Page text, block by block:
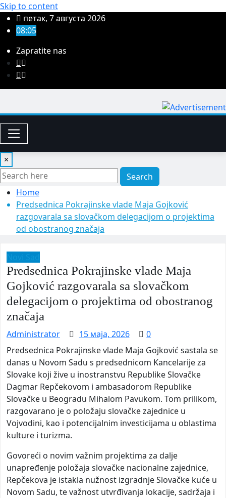
Skip to content
петак, 7 августа 2026
08:05
Zapratite nas
×
Search
Home
Predsednica Pokrajinske vlade Maja Gojković
razgovarala sa slovačkom delegacijom o projektima
od obostranog značaja
Predsednica Pokrajinske vlade Maja
Gojković razgovarala sa slovačkom
delegacijom o projektima od obostranog
značaja
Administrator 15 маја, 2026
0
Predsednica Pokrajinske vlade Maja Gojković sastala se
danas u Novom Sadu s predsednicom Kancelarije za
Slovake koji žive u inostranstvu Republike Slovačke
Dagmar Repčekovom i ambasadorom Republike
Slovačke u Beogradu Mihalom Pavukom. Tom prilikom,
razgovarano je o položaju slovačke zajednice u
Vojvodini, kao i potencijalnim investicijama u oblastima
kulture i turizma.
Govoreći o novim važnim projektima za dalje
unapređenje položaja slovačke nacionalne zajednice,
Repčekova je istakla nužnost izgradnje Slovačke kuće u
Novom Sadu, te važnost utvrđivanja lokacije, sadržaja i